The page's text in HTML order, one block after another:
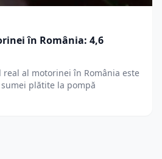
în România: 4,6
real al motorinei în România este
plătite la pompă